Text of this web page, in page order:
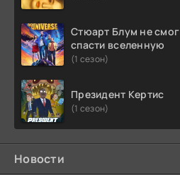
Стюарт Блум не смог
спасти вселенную
(1 сезон)
Президент Кертис
(1 сезон)
Новости